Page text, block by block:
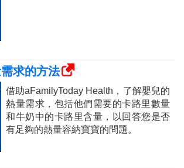
求的方法
借助aFamilyToday Health，了解嬰兒的
熱量需求，包括他們需要的卡路里數量
和牛奶中的卡路里含量，以回答您是否
有足夠的熱量容納寶寶的問題。